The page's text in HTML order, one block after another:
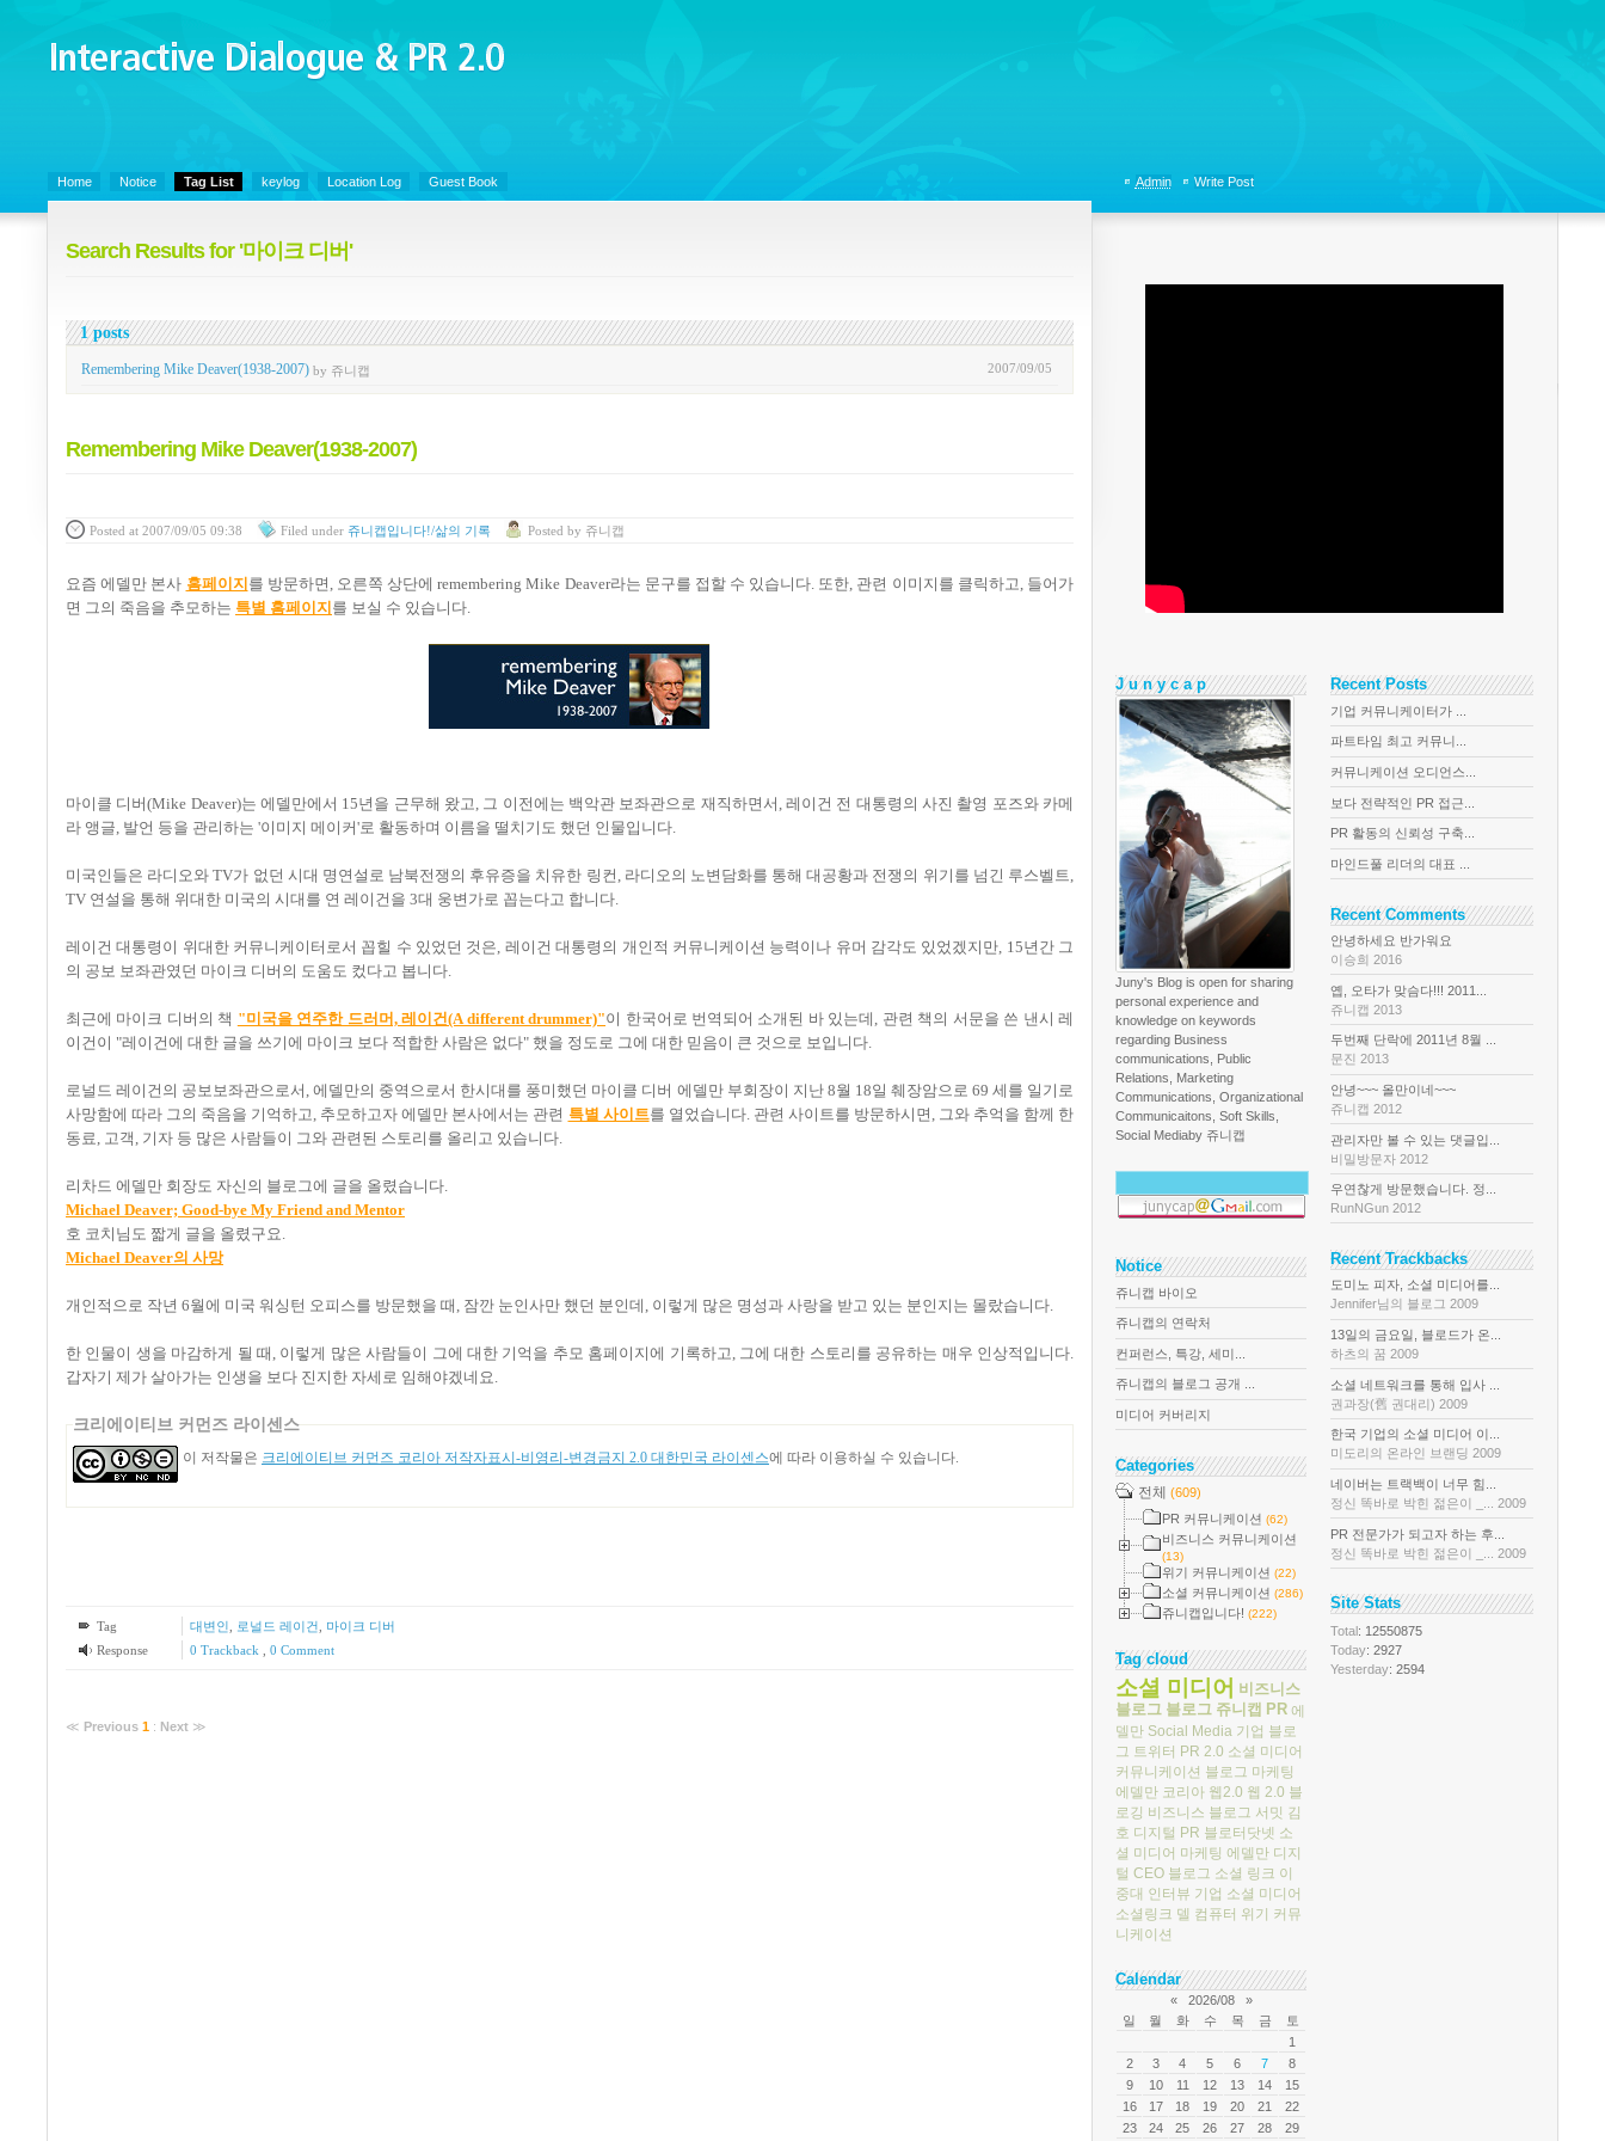
Interactive Dialogue &
PR 2.0
Home Notice Tag List keylog Location Log Guest Book
Search Results for '마이크 디버'
1 posts
2007/09/05
Remembering Mike Deaver(1938-2007) by 쥬니캡
Remembering Mike Deaver(1938-2007)
Posted at 2007/09/05 09:38 Filed under 쥬니캡입니다!/삶의 기록 Posted by 쥬니캡
요즘 에델만 본사 홈페이지 를 방문하면, 오른쪽 상단에 remembering Mike Deaver라는 문구를 접할 수 있습니다. 또한, 관련 이미지를 클릭하고, 들어가
면 그의 죽음을 추모하는 특별 홈페이지 를 보실 수 있습니다.
마이클 디버(Mike Deaver)는 에델만에서 15년을 근무해 왔고, 그 이전에는 백악관 보좌관으로 재직하면서, 레이건 전 대통령의 사진 촬영 포즈와 카메
라 앵글, 발언 등을 관리하는 '이미지 메이커'로 활동하며 이름을 떨치기도 했던 인물입니다.
미국인들은 라디오와 TV가 없던 시대 명연설로 남북전쟁의 후유증을 치유한 링컨, 라디오의 노변담화를 통해 대공황과 전쟁의 위기를 넘긴 루스벨트,
TV 연설을 통해 위대한 미국의 시대를 연 레이건을 3대 웅변가로 꼽는다고 합니다.
레이건 대통령이 위대한 커뮤니케이터로서 꼽힐 수 있었던 것은, 레이건 대통령의 개인적 커뮤니케이션 능력이나 유머 감각도 있었겠지만, 15년간 그
의 공보 보좌관였던 마이크 디버의 도움도 컸다고 봅니다.
최근에 마이크 디버의 책 "미국을 연주한 드러머, 레이건(A different drummer)"이 한국어로 번역되어 소개된 바 있는데, 관련 책의 서문을 쓴 낸시 레
이건이 "레이건에 대한 글을 쓰기에 마이크 보다 적합한 사람은 없다" 했을 정도로 그에 대한 믿음이 큰 것으로 보입니다.
로널드 레이건의 공보보좌관으로서, 에델만의 중역으로서 한시대를 풍미했던 마이클 디버 에델만 부회장이 지난 8월 18일 췌장암으로 69 세를 일기로
사망함에 따라 그의 죽음을 기억하고, 추모하고자 에델만 본사에서는 관련 특별 사이트를 열었습니다. 관련 사이트를 방문하시면, 그와 추억을 함께 한
동료, 고객, 기자 등 많은 사람들이 그와 관련된 스토리를 올리고 있습니다.
리차드 에델만 회장도 자신의 블로그에 글을 올렸습니다.
Michael Deaver; Good-bye My Friend and Mentor
호 코치님도 짧게 글을 올렸구요.
Michael Deaver의 사망
개인적으로 작년 6월에 미국 워싱턴 오피스를 방문했을 때, 잠깐 눈인사만 했던 분인데, 이렇게 많은 명성과 사랑을 받고 있는 분인지는 몰랐습니다.
한 인물이 생을 마감하게 될 때, 이렇게 많은 사람들이 그에 대한 기억을 추모 홈페이지에 기록하고, 그에 대한 스토리를 공유하는 매우 인상적입니다.
갑자기 제가 살아가는 인생을 보다 진지한 자세로 임해야겠네요.
크리에이티브 커먼즈 라이센스
이 저작물은 크리에이티브 커먼즈 코리아 저작자표시-비영리-변경금지 2.0 대한민국 라이센스에 따라 이용하실 수 있습니다.
Tag 대변인 로널드 레이건
마이크 디버
Response
0 Trackback 0 Comment
≪ Previous 1 : Next ≫
Admin Write Post
J u n y c a p
Juny's Blog is open for sharing
personal experience and
knowledge on keywords
regarding Business
communications, Public
Relations, Marketing
Communications, Organizational
Communicaitons, Soft Skills,
Social Mediaby 쥬니캡
Notice
쥬니캡 바이오
쥬니캡의 연락처
컨퍼런스, 특강, 세미...
쥬니캡의 블로그 공개 ...
미디어 커버리지
Categories
전체 (609)
PR 커뮤니케이션 (62)
비즈니스 커뮤니케이션
(13)
위기 커뮤니케이션 (22)
소셜 커뮤니케이션 (286)
쥬니캡입니다! (222)
Tag cloud
소셜 미디어 비즈니스
블로그 블로그 쥬니캡 PR 에
델만 Social Media 기업 블로
그 트위터 PR 2.0 소셜 미디어
커뮤니케이션 블로그 마케팅
에델만 코리아 웹2.0 웹 2.0 블
로깅 비즈니스 블로그 서밋 김
호 디지털 PR 블로터닷넷 소
셜 미디어 마케팅 에델만 디지
털 CEO 블로그 소셜 링크 이
중대 인터뷰 기업 소셜 미디어
소셜링크 델 컴퓨터 위기 커뮤
니케이션
Calendar
« 2026/08
»
일
월 화 수 목 금
토
1
2
3 4 5 6 7
8
9
10 11 12 13 14
15
16
17 18 19 20 21
22
23
24 25 26 27 28 29
Recent Posts
기업 커뮤니케이터가 ...
파트타임 최고 커뮤니...
커뮤니케이션 오디언스...
보다 전략적인 PR 접근...
PR 활동의 신뢰성 구축...
마인드풀 리더의 대표 ...
Recent Comments
안녕하세요 반가워요
이승희 2016
옙, 오타가 맞슴다!!! 2011...
쥬니캡 2013
두번째 단락에 2011년 8월 ...
문진 2013
안녕~~~ 올만이네~~~
쥬니캡 2012
관리자만 볼 수 있는 댓글입...
비밀방문자 2012
우연찮게 방문했습니다. 정...
RunNGun 2012
Recent Trackbacks
도미노 피자, 소셜 미디어를...
Jennifer님의 블로그 2009
13일의 금요일, 블로드가 온...
하츠의 꿈 2009
소셜 네트워크를 통해 입사 ...
권과장(舊 권대리) 2009
한국 기업의 소셜 미디어 이...
미도리의 온라인 브랜딩 2009
네이버는 트랙백이 너무 힘...
정신 똑바로 박힌 젊은이 _... 2009
PR 전문가가 되고자 하는 후...
정신 똑바로 박힌 젊은이 _... 2009
Site Stats
Total: 12550875
Today: 2927
Yesterday: 2594